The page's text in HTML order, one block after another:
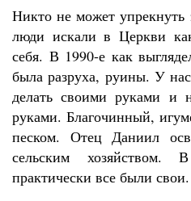
Никто не может упрекнуть
люди искали в Церкви
себя. В 1990-е как
была разруха, руины. У
делать своими руками и
руками. Благочинный,
песком. Отец Даниил
сельским хозяйством.
практически все были свои.